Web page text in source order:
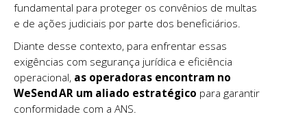
fundamental para proteger os convênios de multas
e de ações judiciais por parte dos beneficiários.
Diante desse contexto, para enfrentar essas
exigências com segurança jurídica e eficiência
operacional, as operadoras encontram no
WeSend AR um aliado estratégico para garantir
conformidade com a ANS.